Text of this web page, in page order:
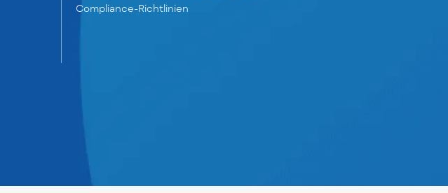
Compliance-Richtlinien